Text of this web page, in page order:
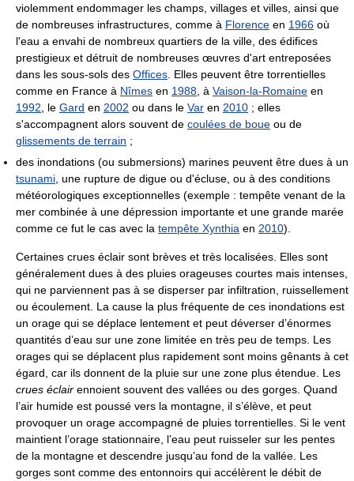
violemment endommager les champs, villages et villes, ainsi que
de nombreuses infrastructures, comme à Florence en 1966 où
l'eau a envahi de nombreux quartiers de la ville, des édifices
prestigieux et détruit de nombreuses œuvres d'art entreposées
dans les sous-sols des Offices . Elles peuvent être torrentielles
comme en France à Nîmes en 1988 , à Vaison-la-Romaine en
1992 , le Gard en 2002 ou dans le Var en 2010 ; elles
s'accompagnent alors souvent de coulées de boue ou de
glissements de terrain ;
des inondations (ou submersions) marines peuvent être dues à un
tsunami , une rupture de digue ou d'écluse, ou à des conditions
météorologiques exceptionnelles (exemple : tempête venant de la
mer combinée à une dépression importante et une grande marée
comme ce fut le cas avec la tempête Xynthia en 2010).
Certaines crues éclair sont brèves et très localisées. Elles sont
généralement dues à des pluies orageuses courtes mais intenses,
qui ne parviennent pas à se disperser par infiltration, ruissellement
ou écoulement. La cause la plus fréquente de ces inondations est
un orage qui se déplace lentement et peut déverser d’énormes
quantités d’eau sur une zone limitée en très peu de temps. Les
orages qui se déplacent plus rapidement sont moins gênants à cet
égard, car ils donnent de la pluie sur une zone plus étendue. Les
crues éclair ennoient souvent des vallées ou des gorges. Quand
l’air humide est poussé vers la montagne, il s’élève, et peut
provoquer un orage accompagné de pluies torrentielles. Si le vent
maintient l’orage stationnaire, l’eau peut ruisseler sur les pentes
de la montagne et descendre jusqu’au fond de la vallée. Les
gorges sont comme des entonnoirs qui accélèrent le débit de